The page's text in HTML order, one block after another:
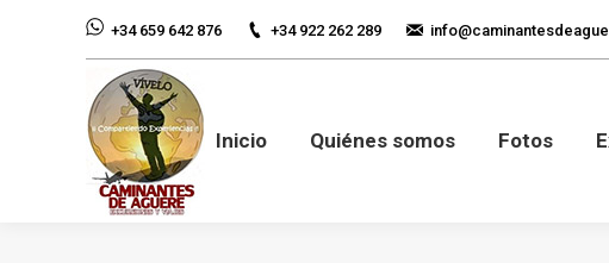
+34 659 642 876 +34 922 262 289
Inicio Quiénes somos Fotos